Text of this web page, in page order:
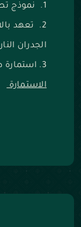
نموذج
تعهد
الجدران
الاستمارة